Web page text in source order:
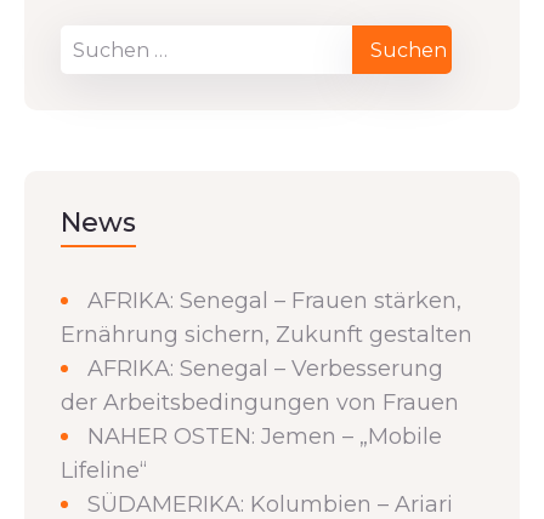
News
AFRIKA: Senegal – Frauen stärken,
Ernährung sichern, Zukunft gestalten
AFRIKA: Senegal – Verbesserung
der Arbeitsbedingungen von Frauen
NAHER OSTEN: Jemen – „Mobile
Lifeline“
SÜDAMERIKA: Kolumbien – Ariari